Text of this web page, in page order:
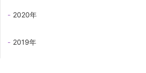
2020年
2019年